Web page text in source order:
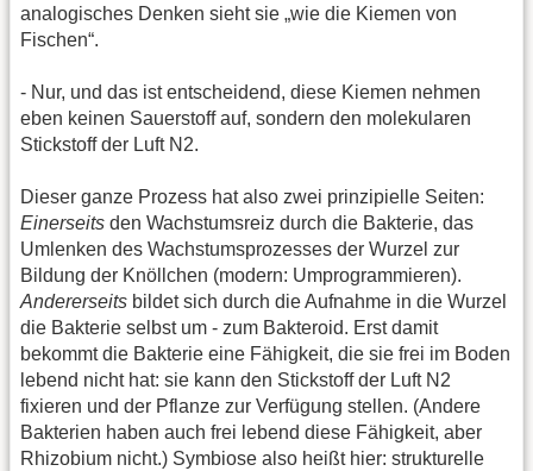
analogisches Denken sieht sie „wie die Kiemen von
Fischen“.
- Nur, und das ist entscheidend, diese Kiemen nehmen
eben keinen Sauerstoff auf, sondern den molekularen
Stickstoff der Luft N2.
Dieser ganze Prozess hat also zwei prinzipielle Seiten:
Einerseits den Wachstumsreiz durch die Bakterie, das
Umlenken des Wachstumsprozesses der Wurzel zur
Bildung der Knöllchen (modern: Umprogrammieren).
Andererseits bildet sich durch die Aufnahme in die Wurzel
die Bakterie selbst um - zum Bakteroid. Erst damit
bekommt die Bakterie eine Fähigkeit, die sie frei im Boden
lebend nicht hat: sie kann den Stickstoff der Luft N2
fixieren und der Pflanze zur Verfügung stellen. (Andere
Bakterien haben auch frei lebend diese Fähigkeit, aber
Rhizobium nicht.) Symbiose also heißt hier: strukturelle